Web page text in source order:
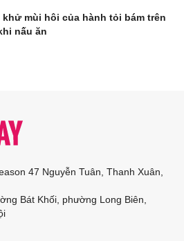
khử mùi hôi của hành tỏi bám trên
nấu ăn
47 Nguyễn Tuân, Thanh Xuân,
Bát Khối, phường Long Biên,